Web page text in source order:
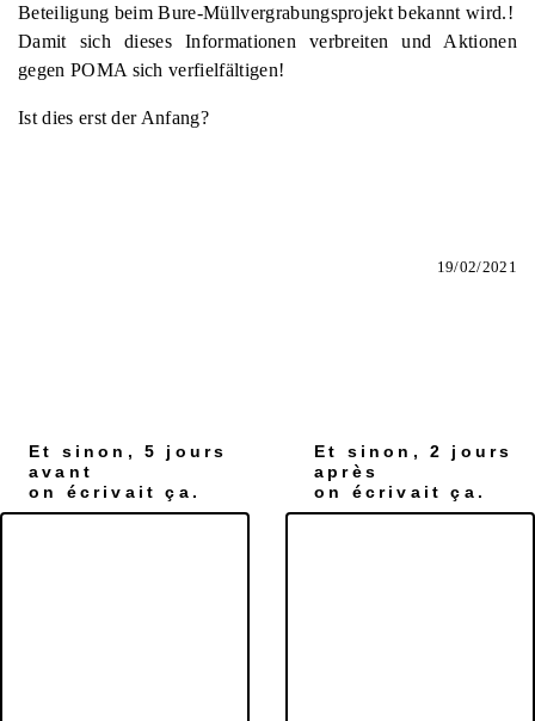
Beteiligung beim Bure-Müllvergrabungsprojekt bekannt wird.!
Damit sich dieses Informationen verbreiten und Aktionen
gegen POMA sich verfielfältigen!
Ist dies erst der Anfang?
19/02/2021
Et sinon, 5 jours
avant
on écrivait ça.
Et sinon, 2 jours
après
on écrivait ça.